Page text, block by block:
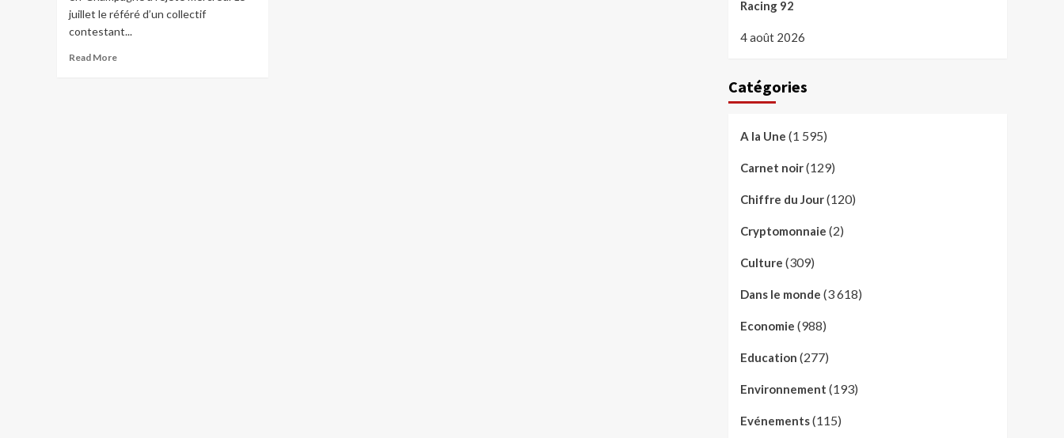
juillet le référé d’un collectif
contestant...
Read More
Racing 92
4 août 2026
Catégories
A la Une (1 595)
Carnet noir(129)
Chiffre du Jour(120)
Cryptomonnaie (2)
Culture (309)
Dans le monde (3 618)
Economie (988)
Education (277)
Environnement (193)
Evénements(115)